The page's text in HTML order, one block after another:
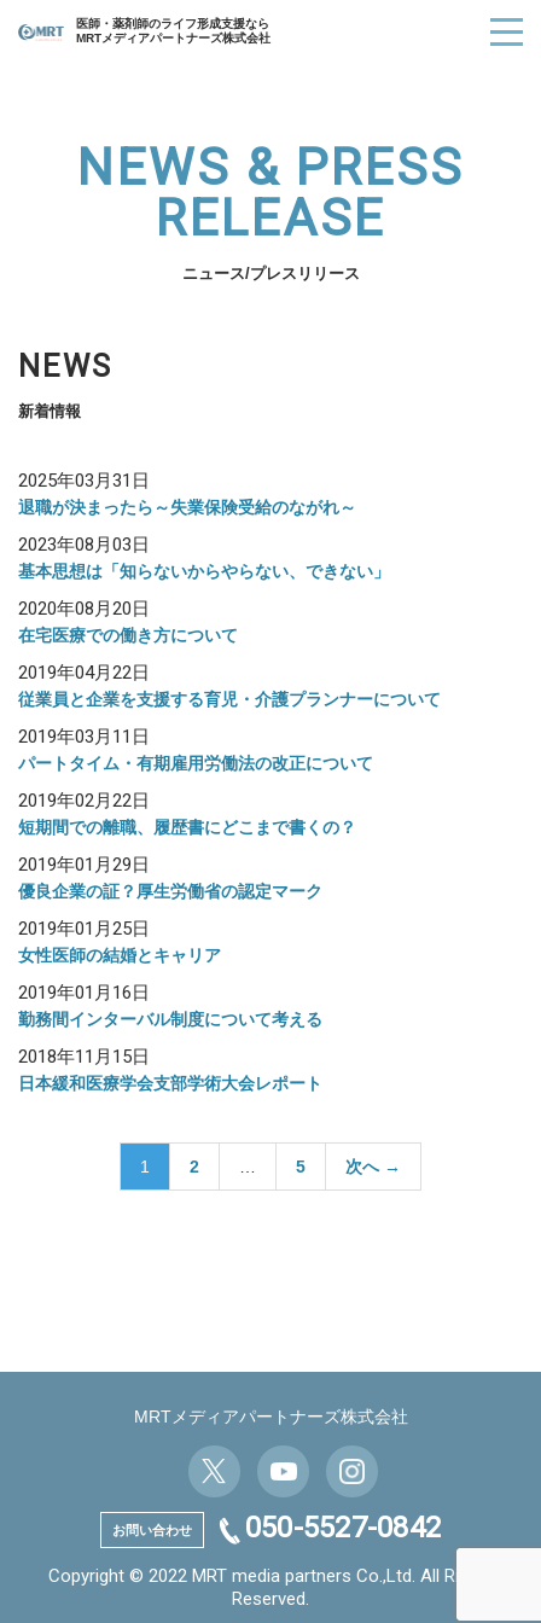
医師・薬剤師のライフ形成支援なら
MRTメディアパートナーズ株式会社
NEWS & PRESS
RELEASE
ニュース/プレスリリース
NEWS
新着情報
2025年03月31日
退職が決まったら～失業保険受給のながれ～
2023年08月03日
基本思想は「知らないからやらない、できない」
2020年08月20日
在宅医療での働き方について
2019年04月22日
従業員と企業を支援する育児・介護プランナーについて
2019年03月11日
パートタイム・有期雇用労働法の改正について
2019年02月22日
短期間での離職、履歴書にどこまで書くの？
2019年01月29日
優良企業の証？厚生労働省の認定マーク
2019年01月25日
女性医師の結婚とキャリア
2019年01月16日
勤務間インターバル制度について考える
2018年11月15日
日本緩和医療学会支部学術大会レポート
送
1 2 5 次へ →
MRTメディアパートナーズ株式会社
お問い合わせ 050-5527-0842
Copyright © 2022 MRT media partners Co.,Ltd. All Rights
Reserved.